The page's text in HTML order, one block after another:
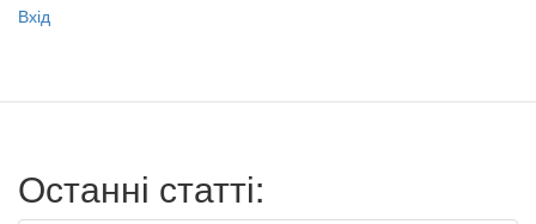
записи
Вхід
Останні статті: